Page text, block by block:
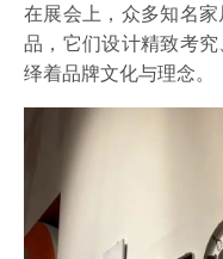
在展会上，众多知名
品，它们设计精致考
绎着品牌文化与理念。